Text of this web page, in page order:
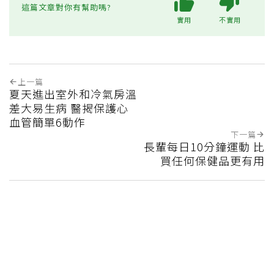
這篇文章對你有幫助嗎?
實用 不實用
上一篇
夏天進出室外和冷氣房溫
差大易生病 醫揭保護心
血管簡單6動作
下一篇
長輩每日10分鐘運動 比
買任何保健品更有用